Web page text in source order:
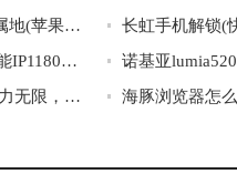
苹果来电显示归属地(苹果来电归属地查询利器，轻松识别陌生号码！)
canonip1180(“佳能IP1180打印机详解及使用指南”)
尔木萄美妆蛋(潜力无限，超乎想象：尔木萄美妆蛋五大使用技巧！)